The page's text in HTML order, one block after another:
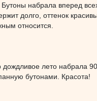
набрала вперед
долго, оттенок
относится.
дождливое лето набрала
бутонами. Красота!